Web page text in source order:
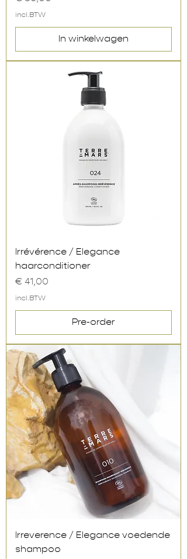
incl.BTW
In winkelwagen
Irrévérence / Elegance
haarconditioner
Prijs
€ 41,00
incl.BTW
Pre-order
Irreverence / Elegance voedende
shampoo